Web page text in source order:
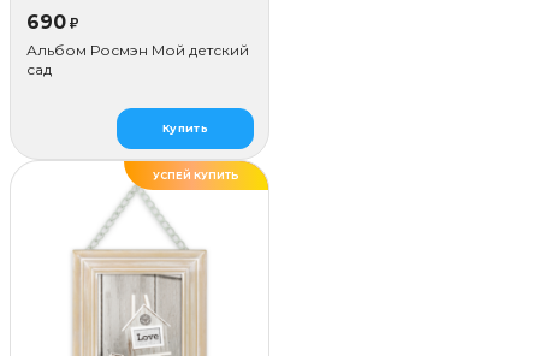
690 ₽
Альбом Росмэн Мой детский
сад
Купить
ХИТ
УСПЕЙ КУПИТЬ